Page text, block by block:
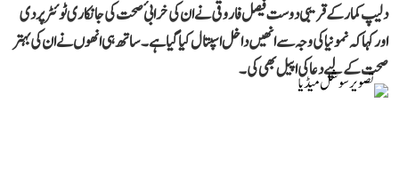
دلیپ کمار کے قریبی دوست فیصل فاروقی نے ان کی خرابیٔ صحت کی جانکاری ٹوئٹر پر دی
اور کہا کہ نمونیا کی وجہ سے انھیں داخل اسپتال کیا گیا ہے۔ ساتھ ہی انھوں نے ان کی بہتر
صحت کے لیے دعا کی اپیل بھی کی۔